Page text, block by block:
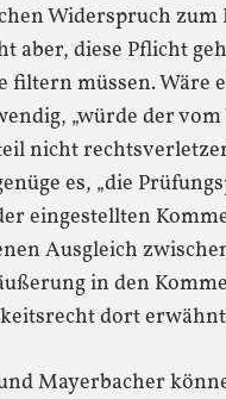
Widerspruch
aber, diese Pflicht
filtern müssen. Wäre
„würde der
nicht
es, „die
eingestellten
Ausgleich
in den
dort
Mayerbacher